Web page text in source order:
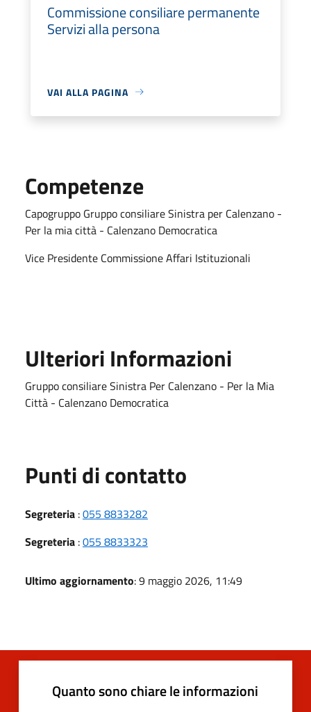
Commissione consiliare permanente
Servizi alla persona
VAI ALLA PAGINA
Competenze
Capogruppo Gruppo consiliare Sinistra per Calenzano -
Per la mia città - Calenzano Democratica
Vice Presidente Commissione Affari Istituzionali
Ulteriori Informazioni
Gruppo consiliare Sinistra Per Calenzano - Per la Mia
Città - Calenzano Democratica
Punti di contatto
Segreteria :055 8833282
Segreteria :055 8833323
Ultimo aggiornamento: 9 maggio 2026, 11:49
Quanto sono chiare le informazioni